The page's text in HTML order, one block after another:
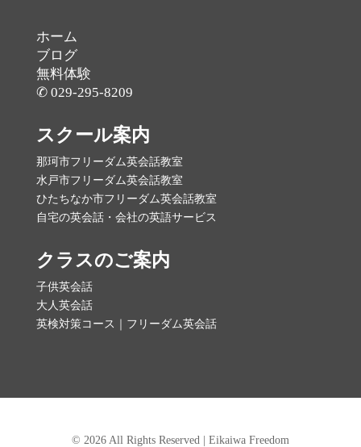
ホーム
ブログ
無料体験
✆ 029-295-8209
スクール案内
那珂市フリーダム英会話教室
水戸市フリーダム英会話教室
ひたちなか市フリーダム英会話教室
自宅の英会話・会社の英語サービス
クラスのご案内
子供英会話
大人英会話
英検対策コース｜フリーダム英会話
© 2026 All Rights Reserved | Eikaiwa Freedom